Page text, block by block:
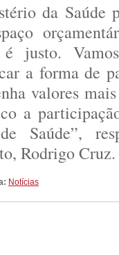
da Saúde
é justo.
a forma de
valores
a
Saúde”,
Rodrigo Cruz.
Notícias